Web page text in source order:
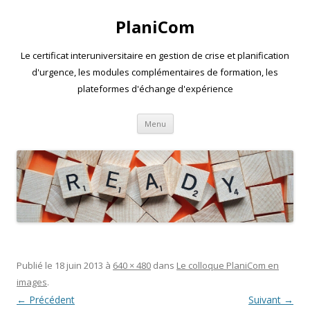
PlaniCom
Le certificat interuniversitaire en gestion de crise et planification
d'urgence, les modules complémentaires de formation, les
plateformes d'échange d'expérience
Menu Aller
contenu
Publié le 18 juin 2013 à 640 × 480 dans Le colloque PlaniCom en
images.
← Précédent Suivant →